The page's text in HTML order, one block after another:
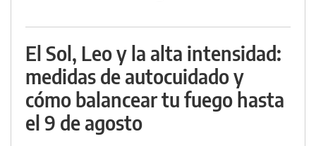
El Sol, Leo y la alta intensidad:
medidas de autocuidado y
cómo balancear tu fuego hasta
el 9 de agosto